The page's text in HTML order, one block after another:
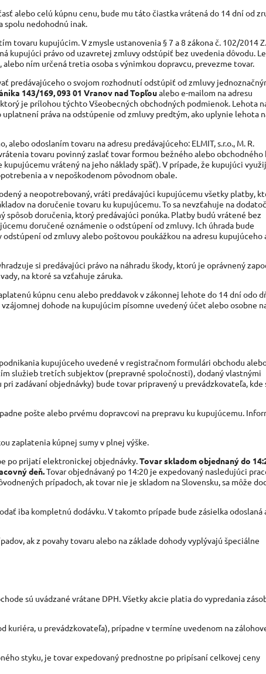
alebo celú kúpnu cenu, bude mu táto čiastka vrátená do 14 dní od
nedohodnú inak.
tovaru kupujúcim. V zmysle ustanovenia § 7 a 8 zákona č. 102/2014
kupujúci právo od uzavretej zmluvy odstúpiť bez uvedenia dôvodu.
ním určená tretia osoba s výnimkou dopravcu, prevezme tovar.
predávajúceho o svojom rozhodnutí odstúpiť od zmluvy
143/169, 093 01 Vranov nad Topľoualebo e-mailom na adresu
je prílohou týchto Všeobecných obchodných podmienok. Lehota
práva na odstúpenie od zmluvy predtým, ako uplynie lehota
odoslaním tovaru na adresu predávajúceho: ELMIT, s.r.o., M. R.
tovaru povinný zaslať tovar formou bežného alebo obchodného
vrátený na jeho náklady späť). V prípade, že kupujúci
a v nepoškodenom pôvodnom obale.
a neopotrebovaný, vráti predávajúci kupujúcemu všetky platby,
na doručenie tovaru ku kupujúcemu. To sa nevzťahuje na
doručenia, ktorý predávajúci ponúka. Platby budú vrátené bez
doručené oznámenie o odstúpení od zmluvy. Ich úhrada bude
od zmluvy alebo poštovou poukážkou na adresu kupujúceho
si predávajúci právo na náhradu škody, ktorú je oprávnený
na ktoré sa vzťahuje záruka.
kúpnu cenu alebo preddavok v zákonnej lehote do 14 dní odo
dohode na kupujúcim písomne uvedený účet alebo osobne
kupujúceho uvedené v registračnom formulári obchodu
služieb tretích subjektov (prepravné spoločnosti), dodaný vlastnými
zadávaní objednávky) bude tovar pripravený u prevádzkovateľa, kde
pošte alebo prvému dopravcovi na prepravu ku kupujúcemu.
zaplatenia kúpnej sumy v plnej výške.
po prijatí elektronickej objednávky.Tovar skladom objednaný do
deň.Tovar objednávaný po 14:20 je expedovaný nasledujúci
prípadoch, ak tovar nie je skladom na Slovensku, sa môže
iba kompletnú dodávku. V takomto prípade bude zásielka odoslaná
ak z povahy tovaru alebo na základe dohody vyplývajú špeciálne
sú uvádzané vrátane DPH. Všetky akcie platia do vypredania
kuriéra, u prevádzkovateľa), prípadne v termíne uvedenom na
styku, je tovar expedovaný prednostne po pripísaní celkovej ceny